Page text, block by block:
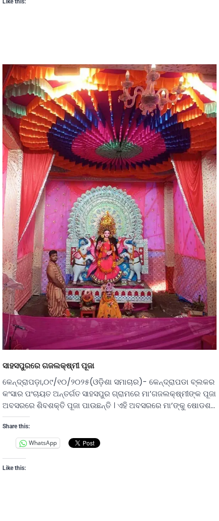
Like this:
ସାହସପୁରରେ ଗଜଲକ୍ଷ୍ମୀ ପୂଜା
କେନ୍ଦ୍ରାପଡ଼ା,୦୯/୧୦/୨୦୨୫(ଓଡ଼ିଶା ସମାଚାର)- କେନ୍ଦ୍ରାପଡା ବ୍ଲକର
କଂସାର ପଂଚାୟତ ଅନ୍ତର୍ଗତ ସାହସପୁର ଗ୍ରାମରେ ମା’ଗଜଲକ୍ଷ୍ମୀଙ୍କ ପୂଜା
ଅବସରରେ ଶିବଶକ୍ତି ପୂଜା ପାଉଛନ୍ତି । ଏହି ଅବସରରେ ମା’ଙ୍କୁ ଷୋଡଶ…
Share this:
WhatsApp
Like this: